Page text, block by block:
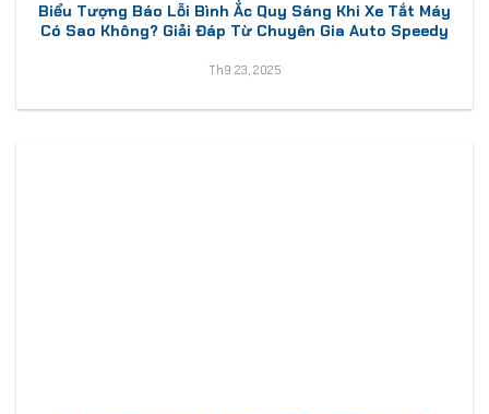
Biểu Tượng Báo Lỗi Bình Ắc Quy Sáng Khi Xe Tắt Máy
Có Sao Không? Giải Đáp Từ Chuyên Gia Auto Speedy
Th9 23, 2025